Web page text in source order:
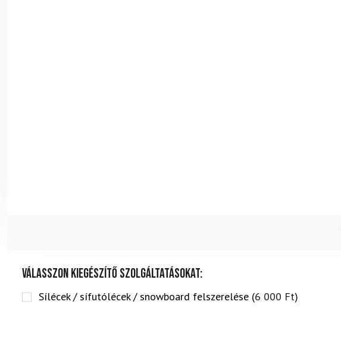
Válasszon kiegészítő szolgáltatásokat:
Sílécek / sífutólécek / snowboard felszerelése (6 000 Ft)